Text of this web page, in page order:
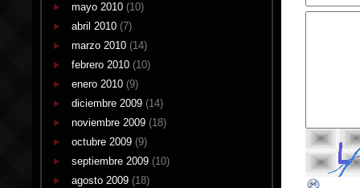
mayo 2010 (10)
abril 2010 (7)
marzo 2010 (14)
febrero 2010 (10)
enero 2010 (9)
diciembre 2009 (14)
noviembre 2009 (18)
octubre 2009 (9)
septiembre 2009 (10)
agosto 2009 (18)